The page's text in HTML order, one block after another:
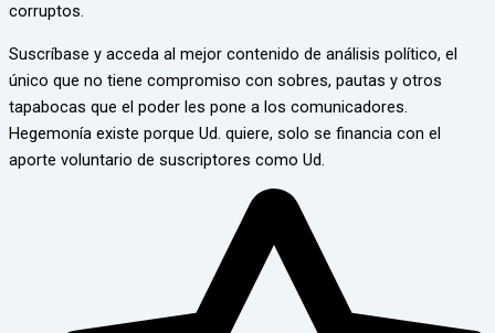
corruptos.
Suscríbase y acceda al mejor contenido de análisis político, el
único que no tiene compromiso con sobres, pautas y otros
tapabocas que el poder les pone a los comunicadores.
Hegemonía existe porque Ud. quiere, solo se financia con el
aporte voluntario de suscriptores como Ud.